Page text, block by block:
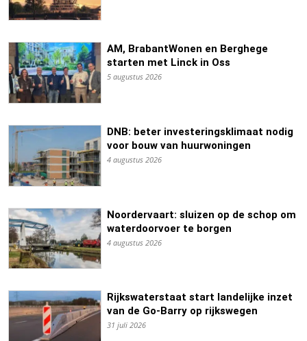
AM, BrabantWonen en Berghege
starten met Linck in Oss
5 augustus 2026
DNB: beter investeringsklimaat nodig
voor bouw van huurwoningen
4 augustus 2026
Noordervaart: sluizen op de schop om
waterdoorvoer te borgen
4 augustus 2026
Rijkswaterstaat start landelijke inzet
van de Go-Barry op rijkswegen
31 juli 2026